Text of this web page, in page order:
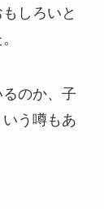
しろいと
のか、子
う噂もあ